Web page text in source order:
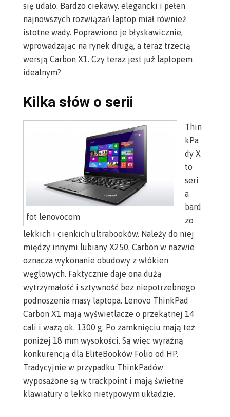
się udało. Bardzo ciekawy, elegancki i pełen
najnowszych rozwiązań laptop miał również
istotne wady. Poprawiono je błyskawicznie,
wprowadzając na rynek drugą, a teraz trzecią
wersją Carbon X1. Czy teraz jest już laptopem
idealnym?
Kilka słów o serii
fot lenovocom
Thin
kPa
dy X
to
seri
a
bard
zo
lekkich i cienkich ultrabooków. Należy do niej
między innymi lubiany X250. Carbon w nazwie
oznacza wykonanie obudowy z włókien
węglowych. Faktycznie daje ona dużą
wytrzymałość i sztywność bez niepotrzebnego
podnoszenia masy laptopa. Lenovo ThinkPad
Carbon X1 mają wyświetlacze o przekątnej 14
cali i ważą ok. 1300 g. Po zamknięciu mają też
poniżej 18 mm wysokości. Są więc wyraźną
konkurencją dla EliteBooków Folio od HP.
Tradycyjnie w przypadku ThinkPadów
wyposażone są w trackpoint i mają świetne
klawiatury o lekko nietypowym układzie.